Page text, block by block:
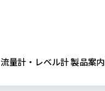
流量計・レベル計 製品案内